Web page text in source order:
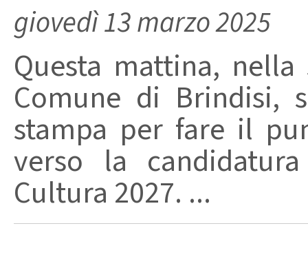
giovedì 13 marzo 2025
Questa mattina,
Comune di Brindisi,
stampa per fare il
verso la
Cultura 2027. ...